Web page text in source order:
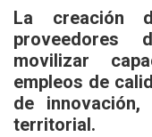
La creación
proveedores
movilizar
empleos de
de
territorial.